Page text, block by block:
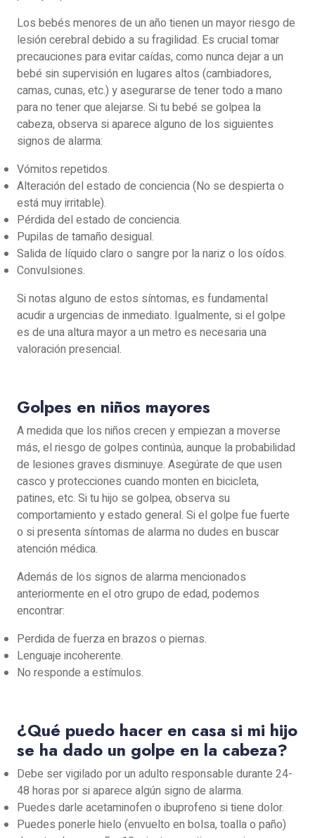
Los bebés menores de un año tienen un mayor riesgo de
lesión cerebral debido a su fragilidad. Es crucial tomar
precauciones para evitar caídas, como nunca dejar a un
bebé sin supervisión en lugares altos (cambiadores,
camas, cunas, etc.) y asegurarse de tener todo a mano
para no tener que alejarse. Si tu bebé se golpea la
cabeza, observa si aparece alguno de los siguientes
signos de alarma:
Vómitos repetidos.
Alteración del estado de conciencia (No se despierta o
está muy irritable).
Pérdida del estado de conciencia.
Pupilas de tamaño desigual.
Salida de líquido claro o sangre por la nariz o los oídos.
Convulsiones.
Si notas alguno de estos síntomas, es fundamental
acudir a urgencias de inmediato. Igualmente, si el golpe
es de una altura mayor a un metro es necesaria una
valoración presencial.
Golpes en niños mayores
A medida que los niños crecen y empiezan a moverse
más, el riesgo de golpes continúa, aunque la probabilidad
de lesiones graves disminuye. Asegúrate de que usen
casco y protecciones cuando monten en bicicleta,
patines, etc. Si tu hijo se golpea, observa su
comportamiento y estado general. Si el golpe fue fuerte
o si presenta síntomas de alarma no dudes en buscar
atención médica.
Además de los signos de alarma mencionados
anteriormente en el otro grupo de edad, podemos
encontrar:
Perdida de fuerza en brazos o piernas.
Lenguaje incoherente.
No responde a estímulos.
¿Qué puedo hacer en casa si mi hijo
se ha dado un golpe en la cabeza?
Debe ser vigilado por un adulto responsable durante 24-
48 horas por si aparece algún signo de alarma.
Puedes darle acetaminofen o ibuprofeno si tiene dolor.
Puedes ponerle hielo (envuelto en bolsa, toalla o paño)